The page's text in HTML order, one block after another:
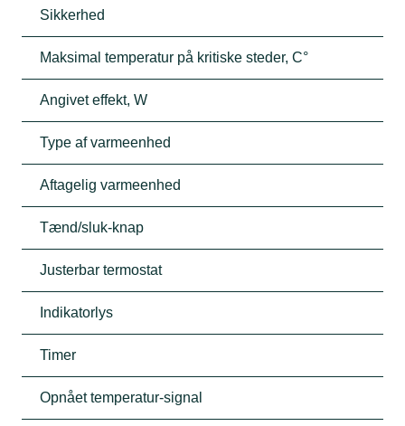
Sikkerhed
Maksimal temperatur på kritiske steder, C°
Angivet effekt, W
Type af varmeenhed
Aftagelig varmeenhed
Tænd/sluk-knap
Justerbar termostat
Indikatorlys
Timer
Opnået temperatur-signal